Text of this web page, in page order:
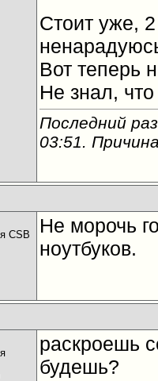
Стоит уже,
Вот теперь
Не знал,
Последний
03:51.
Не морочь
ноутбуков.
раскроешь
будешь?